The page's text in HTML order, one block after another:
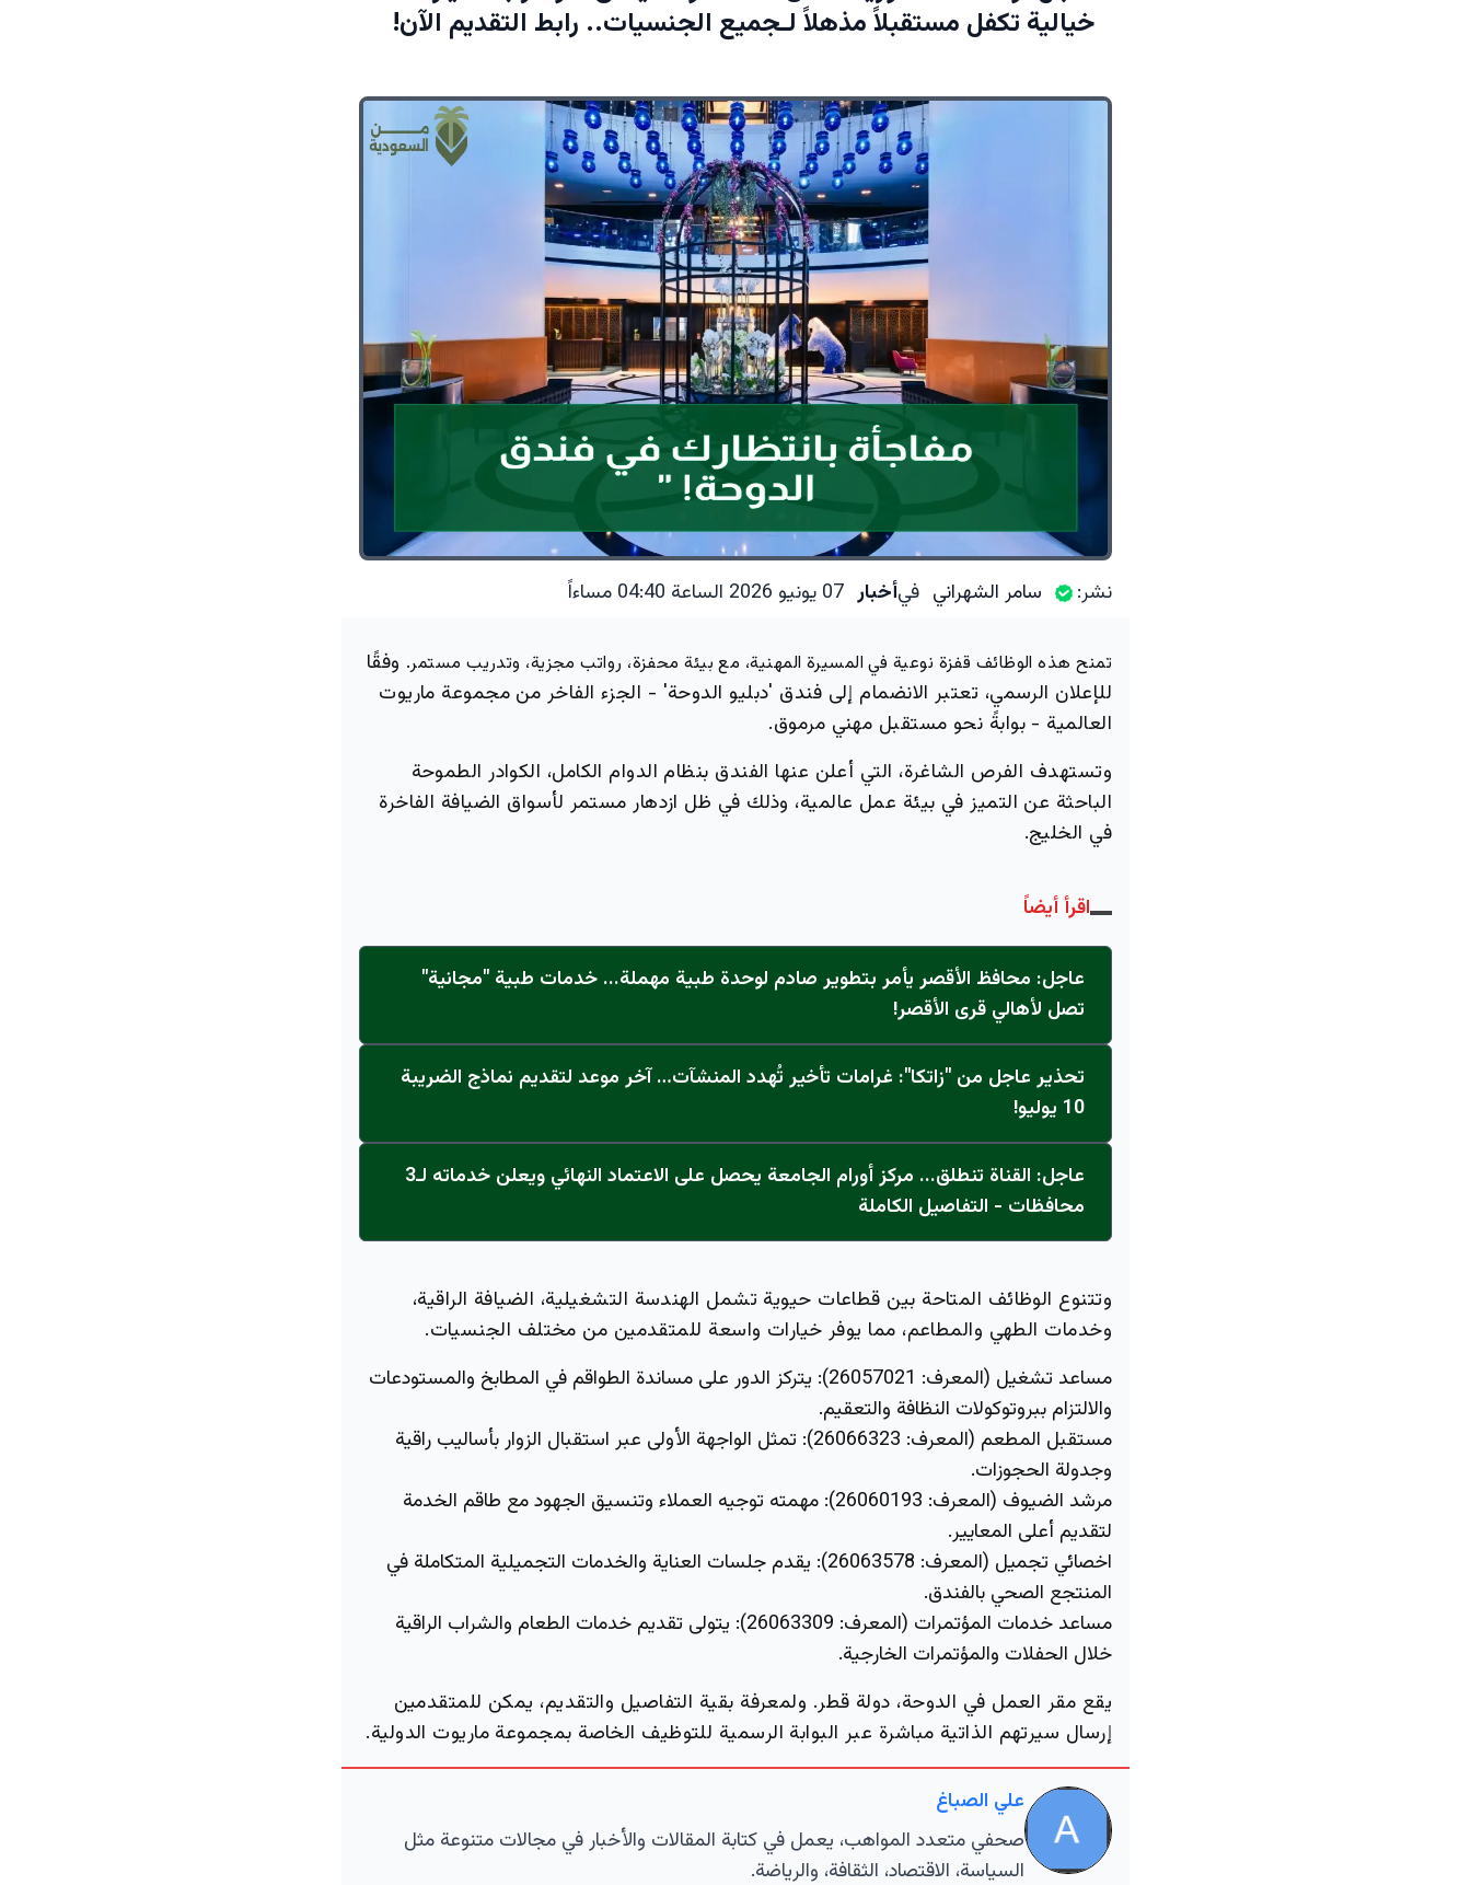
خيالية تكفل مستقبلاً مذهلاً لـجميع الجنسيات.. رابط التقديم الآن!
نشر: سامر الشهراني فيأخبار 07 يونيو 2026 الساعة 04:40 مساءاً
تمنح هذه الوظائف قفزة نوعية في المسيرة المهنية، مع بيئة محفزة، رواتب مجزية، وتدريب مستمر. وفقًا
للإعلان الرسمي، تعتبر الانضمام إلى فندق 'دبليو الدوحة' - الجزء الفاخر من مجموعة ماريوت
العالمية - بوابةً نحو مستقبل مهني مرموق.
وتستهدف الفرص الشاغرة، التي أعلن عنها الفندق بنظام الدوام الكامل، الكوادر الطموحة
الباحثة عن التميز في بيئة عمل عالمية، وذلك في ظل ازدهار مستمر لأسواق الضيافة الفاخرة
في الخليج.
اقرأ أيضاً
عاجل: محافظ الأقصر يأمر بتطوير صادم لوحدة طبية مهملة... خدمات طبية "مجانية"
تصل لأهالي قرى الأقصر!
تحذير عاجل من "زاتكا": غرامات تأخير تُهدد المنشآت… آخر موعد لتقديم نماذج الضريبة
10 يوليو!
عاجل: القناة تنطلق... مركز أورام الجامعة يحصل على الاعتماد النهائي ويعلن خدماته لـ3
محافظات - التفاصيل الكاملة
وتتنوع الوظائف المتاحة بين قطاعات حيوية تشمل الهندسة التشغيلية، الضيافة الراقية،
وخدمات الطهي والمطاعم، مما يوفر خيارات واسعة للمتقدمين من مختلف الجنسيات.
مساعد تشغيل (المعرف: 26057021):
يتركز الدور على مساندة الطواقم في المطابخ والمستودعات
والالتزام ببروتوكولات النظافة والتعقيم.
مستقبل المطعم (المعرف: 26066323):
تمثل الواجهة الأولى عبر استقبال الزوار بأساليب راقية
وجدولة الحجوزات.
مرشد الضيوف (المعرف: 26060193):
مهمته توجيه العملاء وتنسيق الجهود مع طاقم الخدمة
لتقديم أعلى المعايير.
اخصائي تجميل (المعرف: 26063578):
يقدم جلسات العناية والخدمات التجميلية المتكاملة في
المنتجع الصحي بالفندق.
مساعد خدمات المؤتمرات (المعرف: 26063309):
يتولى تقديم خدمات الطعام والشراب الراقية
خلال الحفلات والمؤتمرات الخارجية.
يقع مقر العمل في الدوحة، دولة قطر. ولمعرفة بقية التفاصيل والتقديم، يمكن للمتقدمين
إرسال سيرتهم الذاتية مباشرة عبر البوابة الرسمية للتوظيف الخاصة بمجموعة ماريوت الدولية.
علي الصباغ
صحفي متعدد المواهب، يعمل في كتابة المقالات والأخبار في مجالات متنوعة مثل
السياسة، الاقتصاد، الثقافة، والرياضة.